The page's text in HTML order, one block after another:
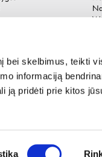
bei skelbimus, teikti
informaciją
ją pridėti prie kitos